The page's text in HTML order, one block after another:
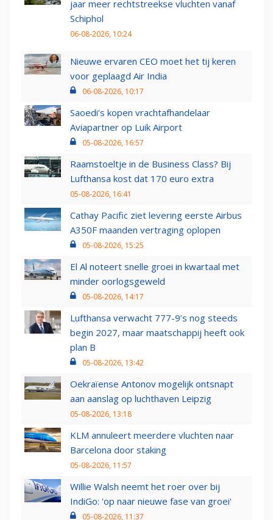
jaar meer rechtstreekse vluchten vanaf
Schiphol
06-08-2026, 10:24
Nieuwe ervaren CEO moet het tij keren
voor geplaagd Air India
06-08-2026, 10:17
Saoedi’s kopen vrachtafhandelaar
Aviapartner op Luik Airport
05-08-2026, 16:57
Raamstoeltje in de Business Class? Bij
Lufthansa kost dat 170 euro extra
05-08-2026, 16:41
Cathay Pacific ziet levering eerste Airbus
A350F maanden vertraging oplopen
05-08-2026, 15:25
El Al noteert snelle groei in kwartaal met
minder oorlogsgeweld
05-08-2026, 14:17
Lufthansa verwacht 777-9’s nog steeds
begin 2027, maar maatschappij heeft ook
plan B
05-08-2026, 13:42
Oekraïense Antonov mogelijk ontsnapt
aan aanslag op luchthaven Leipzig
05-08-2026, 13:18
KLM annuleert meerdere vluchten naar
Barcelona door staking
05-08-2026, 11:57
Willie Walsh neemt het roer over bij
IndiGo: 'op naar nieuwe fase van groei'
05-08-2026, 11:37